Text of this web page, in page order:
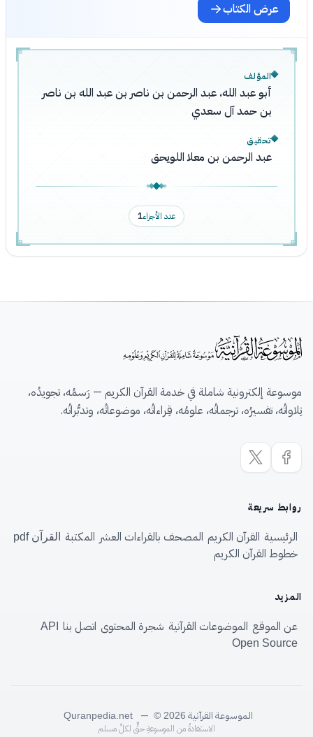
عرض الكتاب
المؤلف
أبو عبد الله، عبد الرحمن بن ناصر بن عبد الله بن ناصر
بن حمد آل سعدي
تحقيق
عبد الرحمن بن معلا اللويحق
عدد الأجزاء1
موسوعة إلكترونية شاملة في خدمة القرآن الكريم — رَسمُه، تجويدُه،
تِلاواتُه، تفسيرُه، ترجماتُه، علومُه، قِراءاتُه، موضوعاتُه، وتدبُّراتُه.
روابط سريعة
الرئيسية القرآن الكريم المصحف بالقراءات العشر المكتبة القرآن pdf
خطوط القرآن الكريم
المزيد
عن الموقع الموضوعات القرآنية شجرة المحتوى اتصل بنا
API
Open Source
الموسوعة القرآنية Quranpedia.net — © 2026
الاستفادةُ من الموسوعةِ حقٌّ لكلِّ مسلم